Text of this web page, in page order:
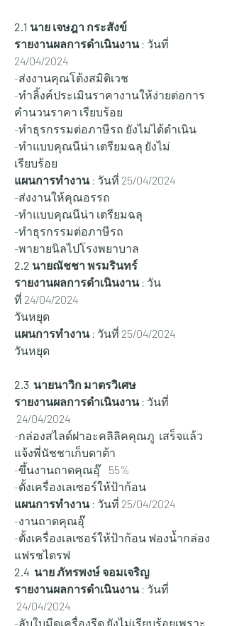
2.1 นาย เจษฎา กระสังข์
รายงานผลการดำเนินงาน : วันที่
24/04/2024
-ส่งงานคุณโต้งสมิติเวช
-ทำลิ้งค์ประเมินราคางานให้ง่ายต่อการ
คำนวนราคา เรียบร้อย
-ทำธุรกรรมต่อภาษีรถ ยังไม่ได้ดำเนิน
-ทำแบบคุณนีน่า เตรียมฉลุ ยังไม่
เรียบร้อย
แผนการทำงาน : วันที่ 25/04/2024
-ส่งงานให้คุณอรรถ
-ทำแบบคุณนีน่า เตรียมฉลุ
-ทำธุรกรรมต่อภาษีรถ
-พายายนิลไปโรงพยาบาล
2.2 นายณัชชา พรมรินทร์
รายงานผลการดำเนินงาน : วัน
ที่ 24/04/2024
วันหยุด
แผนการทำงาน : วันที่ 25/04/2024
วันหยุด
2.3  นายนาวิก มาตรวิเศษ
รายงานผลการดำเนินงาน : วันที่
24/04/2024
-กล่องสไลด์ฝาอะคลิลิคคุณภู  เสร็จแล้ว
แจ้งพี่นัชชาเก็บดาต้า
-ขึ้นงานถาดคุณอุ๊    55%
-ตั้งเครื่องเลเซอร์ให้ป้าก้อน
แผนการทำงาน : วันที่ 25/04/2024
-งานถาดคุณอุ๊
-ตั้งเครื่องเลเซอร์ให้ป้าก้อน ฟองน้ำกล่อง
แฟรชไดรฟ
2.4  นาย ภัทรพงษ์ จอมเจริญ
รายงานผลการดำเนินงาน : วันที่
24/04/2024
-ลับใบมีดเครื่องรีด ยังไม่เรียบร้อยเพราะ